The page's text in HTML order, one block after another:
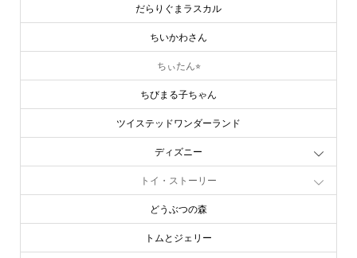
だらりぐまラスカル
ちいかわさん
ちぃたん⭐︎
ちびまる子ちゃん
ツイステッドワンダーランド
ディズニー
トイ・ストーリー
どうぶつの森
トムとジェリー